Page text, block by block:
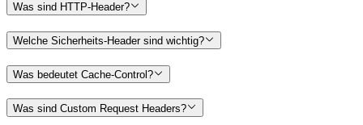
Was sind HTTP-Header?
Welche Sicherheits-Header sind wichtig?
Was bedeutet Cache-Control?
Was sind Custom Request Headers?